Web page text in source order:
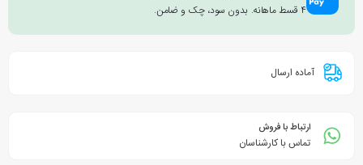
۴ قسط ماهانه. بدون سود، چک و ضامن.
آماده ارسال
ارتباط با فروش
تماس با کارشناسان